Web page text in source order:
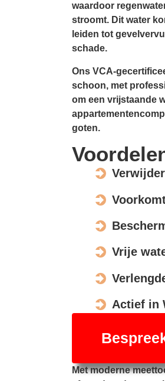
waardoor
stroomt. Dit water
leiden tot
schade.
Ons VCA-
schoon, met
om een vrijstaande
goten.
Vrije
Actief in
Met moderne